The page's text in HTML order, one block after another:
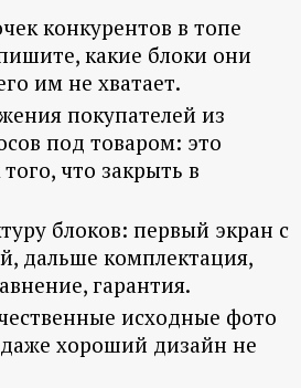
конкурентов в топе
какие блоки они
им не хватает.
покупателей из
под товаром: это
что закрыть в
блоков: первый экран с
дальше комплектация,
гарантия.
исходные фото
даже хороший дизайн не